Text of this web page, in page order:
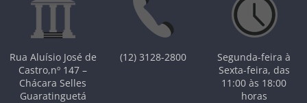
Rua Aluísio José de
Castro,nº 147 –
Chácara Selles
Guaratinguetá
(12) 3128-2800
Segunda-feira à
Sexta-feira, das
11:00 às 18:00
horas